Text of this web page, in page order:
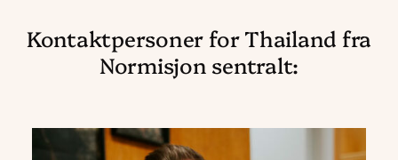
Kontaktpersoner for Thailand fra
Normisjon sentralt: